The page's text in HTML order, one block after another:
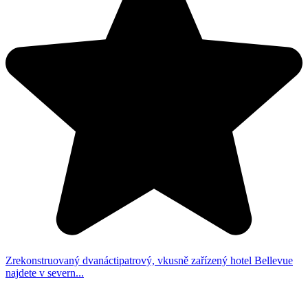
Zrekonstruovaný dvanáctipatrový, vkusně zařízený hotel Bellevue
najdete v severn...